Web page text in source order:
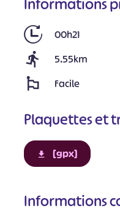
Informations
00h21
5.55km
Facile
Plaquettes et
[gpx]
Informations